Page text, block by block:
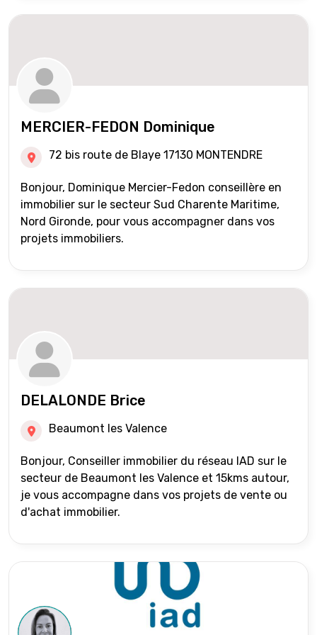
MERCIER-FEDON Dominique
72 bis route de Blaye 17130 MONTENDRE
Bonjour, Dominique Mercier-Fedon conseillère en
immobilier sur le secteur Sud Charente Maritime,
Nord Gironde, pour vous accompagner dans vos
projets immobiliers.
DELALONDE Brice
Beaumont les Valence
Bonjour, Conseiller immobilier du réseau IAD sur le
secteur de Beaumont les Valence et 15kms autour,
je vous accompagne dans vos projets de vente ou
d'achat immobilier.